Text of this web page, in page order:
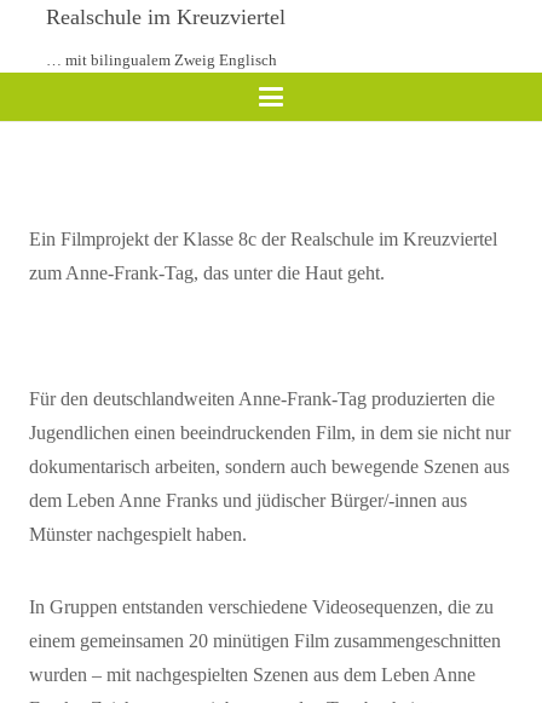
Realschule im Kreuzviertel
… mit bilingualem Zweig Englisch
Ein Filmprojekt derKlasse 8c der Realschule im Kreuzviertel
zum Anne-Frank-Tag, das unter die Haut geht.
Für den deutschlandweiten Anne-Frank-Tag produzierten die
Jugendlichen einen beeindruckenden Film, in dem sie nicht nur
dokumentarisch arbeiten, sondern auch bewegende Szenen aus
dem Leben Anne Franks und jüdischer Bürger/-innen aus
Münster nachgespielt haben.
In Gruppen entstanden verschiedene Videosequenzen, die zu
einem gemeinsamen 20 minütigen Film zusammengeschnitten
wurden – mit nachgespielten Szenen aus dem Leben Anne